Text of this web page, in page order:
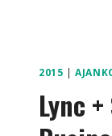
2015 |
Lync